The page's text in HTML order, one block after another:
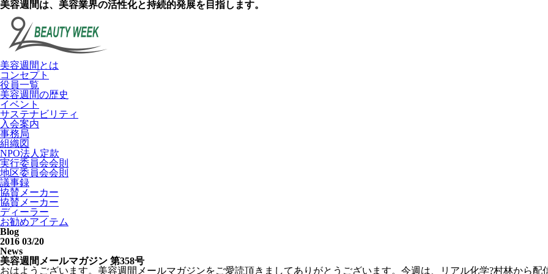
美容週間は、美容業界の活性化と持続的発展を目指します。
美容週間とは
コンセプト
役員一覧
美容週間の歴史
イベント
サステナビリティ
入会案内
事務局
組織図
NPO法人定款
実行委員会会則
地区委員会会則
議事録
協賛メーカー
協賛メーカー
ディーラー
お勧めアイテム
Blog
2016 03/20
News
美容週間メールマガジン 第358号
おはようございます。美容週間メールマガジンをご愛読頂きましてありがとうございます。今週は、リアル化学?村林から配